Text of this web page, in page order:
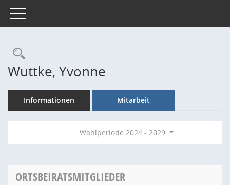
Toggle navigation
Rechercheauswahl
Wuttke, Yvonne
Informationen Mitarbeit
Wahlperiode 2024 - 2029
ORTSBEIRATSMITGLIEDER